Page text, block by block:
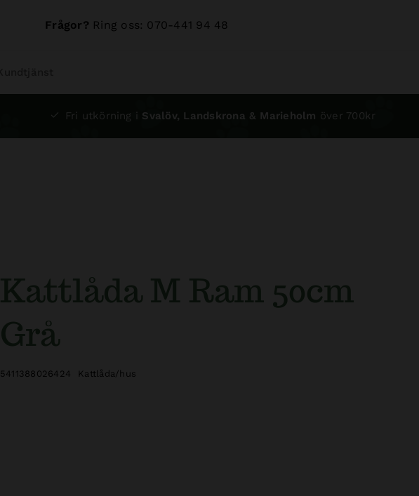
Frågor? Ring oss: 070-441 94 48
Fri utkörning i Svalöv, Landskrona & Marieholm över 700kr
Kattlåda M Ram 50cm
Grå
5411388026424 Kattlåda/hus